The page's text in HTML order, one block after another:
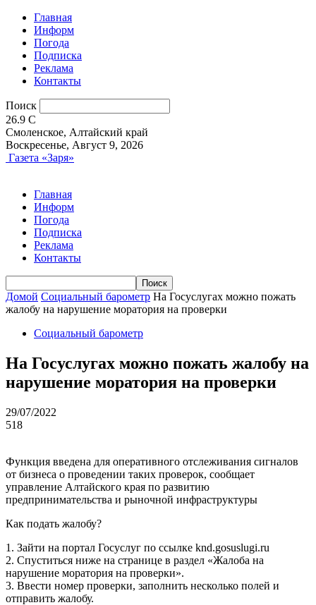
Главная
Информ
Погода
Подписка
Реклама
Контакты
Поиск
26.9 C
Смоленское, Алтайский край
Воскресенье, Август 9, 2026
Газета «Заря»
Главная
Информ
Погода
Подписка
Реклама
Контакты
Домой Социальный барометр На Госуслугах можно пожать
жалобу на нарушение моратория на проверки
Социальный барометр
На Госуслугах можно пожать жалобу на
нарушение моратория на проверки
29/07/2022
518
Функция введена для оперативного отслеживания сигналов
от бизнеса о проведении таких проверок, сообщает
управление Алтайского края по развитию
предпринимательства и рыночной инфраструктуры
Как подать жалобу?
1. Зайти на портал Госуслуг по ссылке knd.gosuslugi.ru
2. Спуститься ниже на странице в раздел «Жалоба на
нарушение моратория на проверки».
3. Ввести номер проверки, заполнить несколько полей и
отправить жалобу.